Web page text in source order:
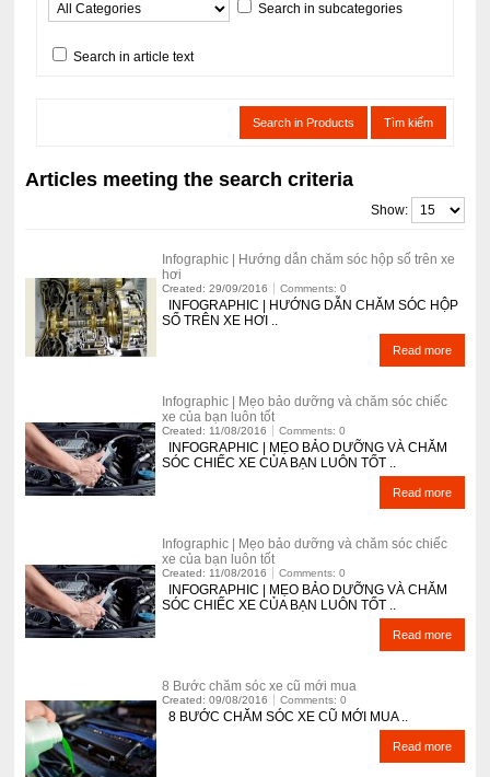
Search in subcategories
Search in article text
Tìm kiếm
Search in Products
Articles meeting the search criteria
Show:
Infographic | Hướng dẫn chăm sóc hộp số trên xe
hơi
Created: 29/09/2016 Comments: 0
INFOGRAPHIC | HƯỚNG DẪN CHĂM SÓC HỘP
SỐ TRÊN XE HƠI ..
Read more
Infographic | Mẹo bảo dưỡng và chăm sóc chiếc
xe của bạn luôn tốt
Created: 11/08/2016 Comments: 0
INFOGRAPHIC | MẸO BẢO DƯỠNG VÀ CHĂM
SÓC CHIẾC XE CỦA BẠN LUÔN TỐT ..
Read more
Infographic | Mẹo bảo dưỡng và chăm sóc chiếc
xe của bạn luôn tốt
Created: 11/08/2016 Comments: 0
INFOGRAPHIC | MẸO BẢO DƯỠNG VÀ CHĂM
SÓC CHIẾC XE CỦA BẠN LUÔN TỐT ..
Read more
8 Bước chăm sóc xe cũ mới mua
Created: 09/08/2016 Comments: 0
8 BƯỚC CHĂM SÓC XE CŨ MỚI MUA ..
Read more